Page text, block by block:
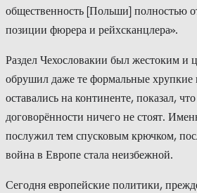
общественность [Польши] полностью
позиции фюрера и рейхсканцлера».
Раздел Чехословакии был жестоким
обрушил даже те формальные хрупкие
оставались на континенте, показал,
договорённости ничего не стоят.
послужил тем спусковым крючком,
война в Европе стала неизбежной.
Сегодня европейские политики,